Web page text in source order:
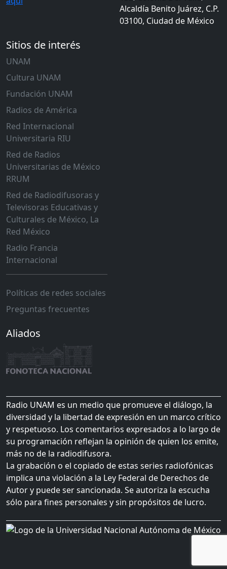
Alcaldía Benito Juárez, C.P.
03100, Ciudad de México
Sitios de interés
UNAM
Cultura UNAM
Fundación UNAM
Radios de América
Red Internacional
Universitaria RIU
Red de Radios
Universitarias de México
RRUM
Red de Radiodifusoras y
Televisoras Educativas y
Culturales de México, La
Red México
Radio Francia
Internacional
Políticas de redes sociales
Preguntas frecuentes
Aliados
Radio UNAM es un medio que promueve el diálogo, la
diversidad y la libertad de expresión en un marco crítico
y respetuoso. Los comentarios expresados a lo largo de
su programación reflejan la opinión de quien los emite,
más no de la radiodifusora.
La grabación o el copiado de estas series radiofónicas
implica una violación a la Ley Federal de Derechos de
Autor y puede ser sancionada. Se autoriza la escucha
sólo para fines personales y sin propósitos de lucro.